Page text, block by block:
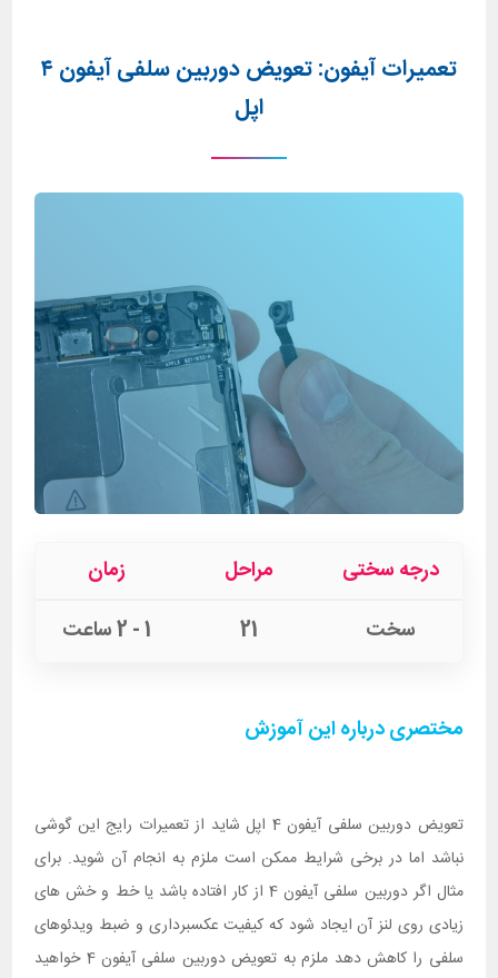
تعمیرات آیفون: تعویض دوربین سلفی آیفون ۴
اپل
درجه سختی مراحل
زمان
سخت
21 1 - 2 ساعت
مختصری درباره این آموزش
تعویض دوربین سلفی آیفون 4 اپل شاید از تعمیرات رایج این گوشی
نباشد اما در برخی شرایط ممکن است ملزم به انجام آن شوید. برای
مثال اگر دوربین سلفی آیفون 4 از کار افتاده باشد یا خط و خش های
زیادی روی لنز آن ایجاد شود که کیفیت عکسبرداری و ضبط ویدئوهای
سلفی را کاهش دهد ملزم به تعویض دوربین سلفی آیفون 4 خواهید